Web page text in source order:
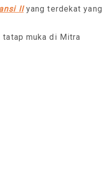
IIyang terdekat yang
muka di Mitra